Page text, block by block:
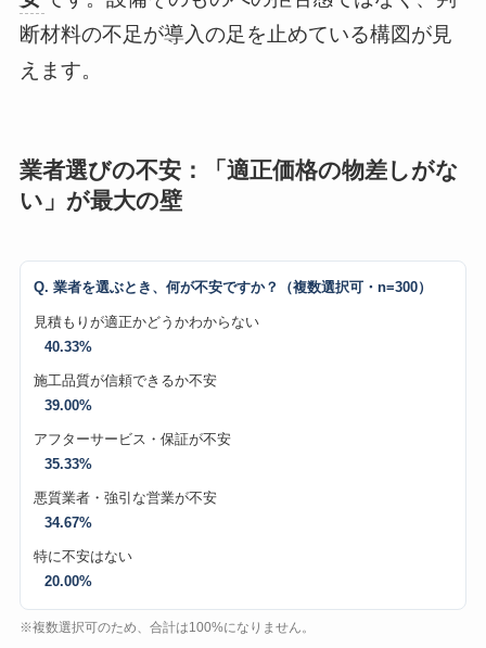
断材料の不足が導入の足を止めている構図が見
えます。
業者選びの不安：「適正価格の物差しがな
い」が最大の壁
Q. 業者を選ぶとき、何が不安ですか？（複数選択可・n=300）
見積もりが適正かどうかわからない
40.33%
施工品質が信頼できるか不安
39.00%
アフターサービス・保証が不安
35.33%
悪質業者・強引な営業が不安
34.67%
特に不安はない
20.00%
※複数選択可のため、合計は100%になりません。